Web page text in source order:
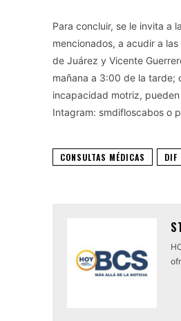
Para concluir, se le invita a
mencionados, a acudir a
de Juárez y Vicente
mañana a 3:00 de la tarde;
incapacidad motriz,
Intagram: smdifloscabos o
CONSULTAS MÉDICAS DIF